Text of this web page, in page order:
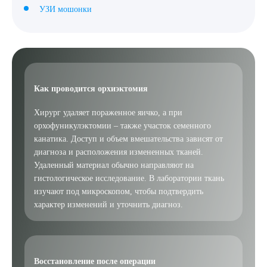
УЗИ мошонки
Как проводится орхиэктомия
Хирург удаляет пораженное яичко, а при
орхофуникулэктомии – также участок семенного
канатика. Доступ и объем вмешательства зависят от
диагноза и расположения измененных тканей.
Удаленный материал обычно направляют на
гистологическое исследование. В лаборатории ткань
изучают под микроскопом, чтобы подтвердить
характер изменений и уточнить диагноз.
Восстановление после операции
ОТПРАВИТЬ
Я даю согласие наобработку персональных данных
Выберите сопутствующую услугу